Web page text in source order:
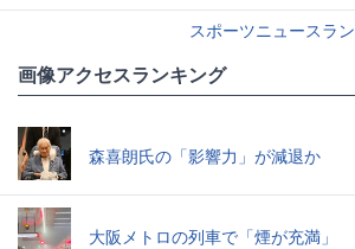
スポーツニュースラ
画像アクセスランキング
森喜朗氏の「影響力」が減退か
大阪メトロの列車で「煙が充満」